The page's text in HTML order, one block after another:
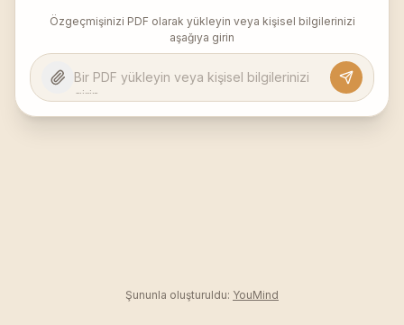
Özgeçmişinizi PDF olarak yükleyin veya kişisel bilgilerinizi
aşağıya girin
Şununla oluşturuldu: YouMind